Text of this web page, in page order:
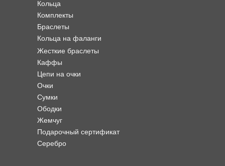
Кольца
Комплекты
Браслеты
Кольца на фаланги
Жесткие браслеты
Каффы
Цепи на очки
Очки
Сумки
Ободки
Жемчуг
Подарочный сертификат
Серебро